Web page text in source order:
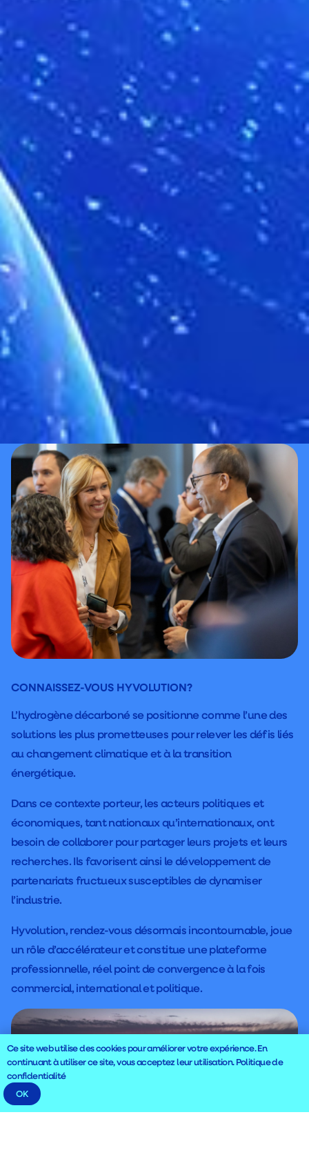
CONNAISSEZ-VOUS HYVOLUTION?
L’hydrogène décarboné se positionne comme l’une des
solutions les plus prometteuses pour relever les défis liés
au changement climatique et à la transition
énergétique.
Dans ce contexte porteur, les acteurs politiques et
économiques, tant nationaux qu’internationaux, ont
besoin de collaborer pour partager leurs projets et leurs
recherches. Ils favorisent ainsi le développement de
partenariats fructueux susceptibles de dynamiser
l’industrie.
Hyvolution, rendez-vous désormais incontournable, joue
un rôle d’accélérateur et constitue une plateforme
professionnelle, réel point de convergence à la fois
commercial, international et politique.
Ce site web utilise des cookies pour améliorer votre expérience. En
continuant à utiliser ce site, vous acceptez leur utilisation.Politique de
confidentialité
OK